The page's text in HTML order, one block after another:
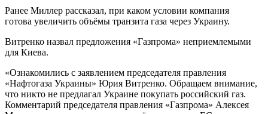
Ранее Миллер рассказал, при каком условии компания
готова увеличить объёмы транзита газа через Украину.
Витренко назвал предложения «Газпрома» неприемлемыми
для Киева.
«Ознакомились с заявлением председателя правления
«Нафтогаза Украины» Юрия Витренко. Обращаем внимание,
что никто не предлагал Украине покупать российский газ.
Комментарий председателя правления «Газпрома» Алексея